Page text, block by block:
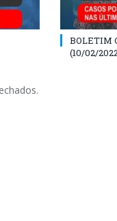
BOLETIM
(10/02/